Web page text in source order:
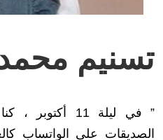
تسنيم
” في ليلة 11
الصديقات على الواتساب